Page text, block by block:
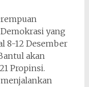
yang
8-12 Desember
akan
Propinsi.